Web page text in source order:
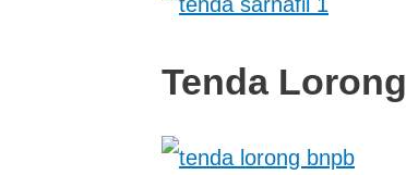
Tenda Lorong